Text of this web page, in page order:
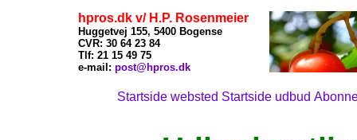
hpros.dk v/ H.P. Rosenmeier
Huggetvej 155, 5400 Bogense
CVR: 30 64 23 84
Tlf: 21 15 49 75
e-mail: post@hpros.dk
Startside websted Startside udbud